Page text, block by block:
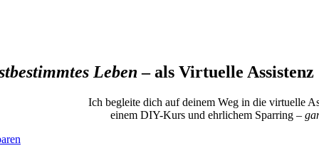
Leben – als Virtuelle Assistenz
Ich begleite dich auf deinem Weg in die virtuelle
einem DIY-Kurs und ehrlichem Sparring –